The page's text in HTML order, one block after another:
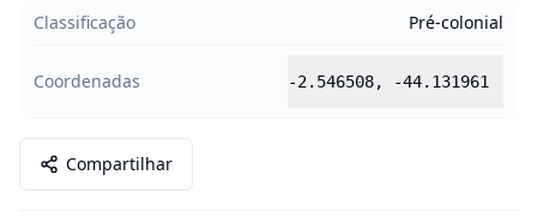
Classificação Pré-colonial
Coordenadas -2.546508, -44.131961
Compartilhar